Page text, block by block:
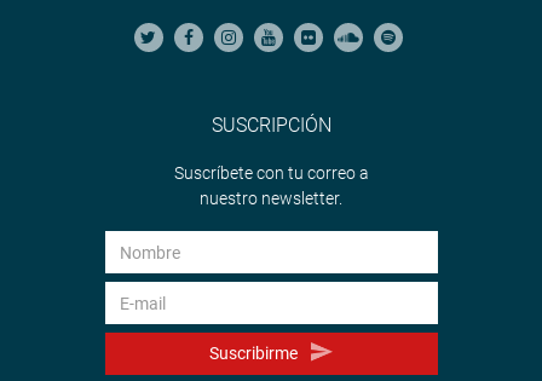
SUSCRIPCIÓN
Suscríbete con tu correo a
nuestro newsletter.
Suscribirme